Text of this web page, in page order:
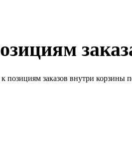
заказов внутри корзины